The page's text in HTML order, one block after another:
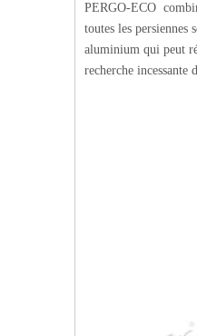
PERGO-ECO
toutes les persiennes
aluminium qui peut
recherche incessante